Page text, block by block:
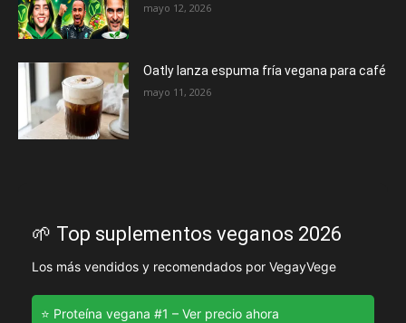
mayo 12, 2026
Oatly lanza espuma fría vegana para café
mayo 11, 2026
🌱 Top suplementos veganos 2026
Los más vendidos y recomendados por VegayVege
⭐ Proteína vegana #1 – Ver precio ahora